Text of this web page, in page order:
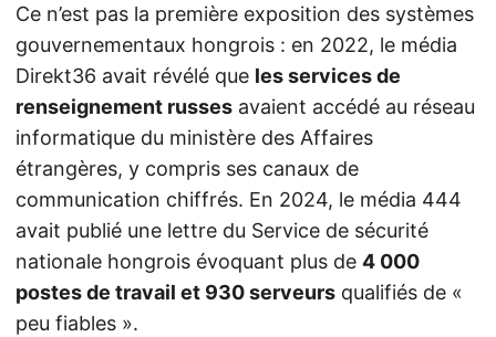
Ce n’est pas la première exposition des systèmes
gouvernementaux hongrois : en 2022, le média
Direkt36 avait révélé que les services de
renseignement russes avaient accédé au réseau
informatique du ministère des Affaires
étrangères, y compris ses canaux de
communication chiffrés. En 2024, le média 444
avait publié une lettre du Service de sécurité
nationale hongrois évoquant plus de 4 000
postes de travail et 930 serveurs qualifiés de «
peu fiables ».